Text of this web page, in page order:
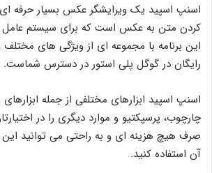
اسنپ اسپید یک ویرایشگر عکس بسیار حرفه ای
کردن متن به عکس است که برای سیستم عامل
این برنامه با مجموعه ای از ویژگی های
رایگان در گوگل پلی استور در دسترس شماست.
اسنپ اسپید ابزارهای مختلفی از جمله
چارچوب، پرسپکتیو و موارد دیگری را در
صرف هیچ هزینه ای و به راحتی می توانید این
آن استفاده کنید.